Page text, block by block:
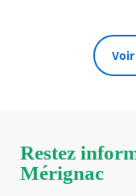
Restez
Mérignac